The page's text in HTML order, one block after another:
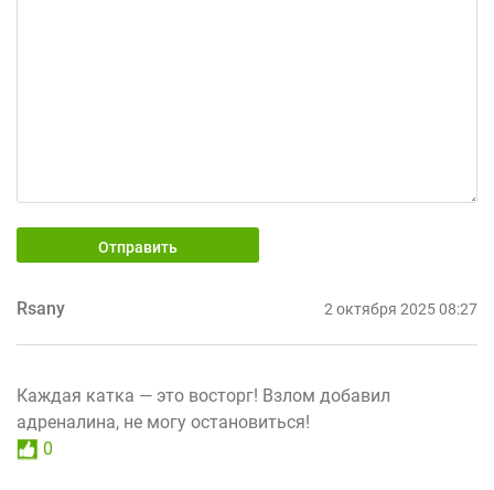
Отправить
Rsany 2 октября 2025 08:27
Каждая катка — это восторг! Взлом добавил
адреналина, не могу остановиться!
0